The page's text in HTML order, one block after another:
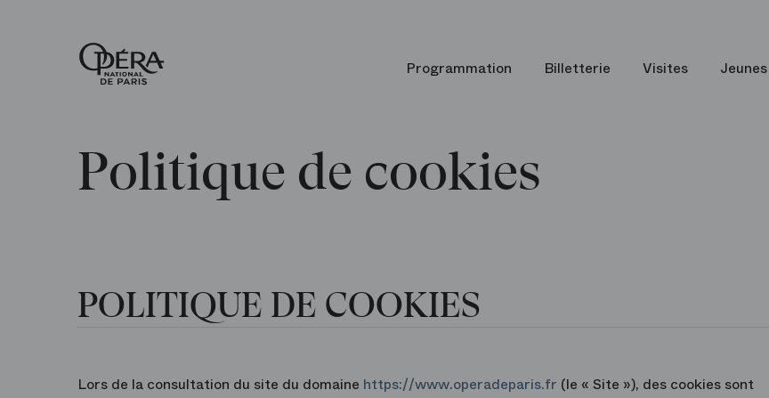
Accueil
-
Opéra
national
Programmation Billetterie Visites Jeunes
Politique de cookies
POLITIQUE DE COOKIES
Lors de la consultation du site du domaine https://www.operadeparis.fr (le « Site »), des cookies sont